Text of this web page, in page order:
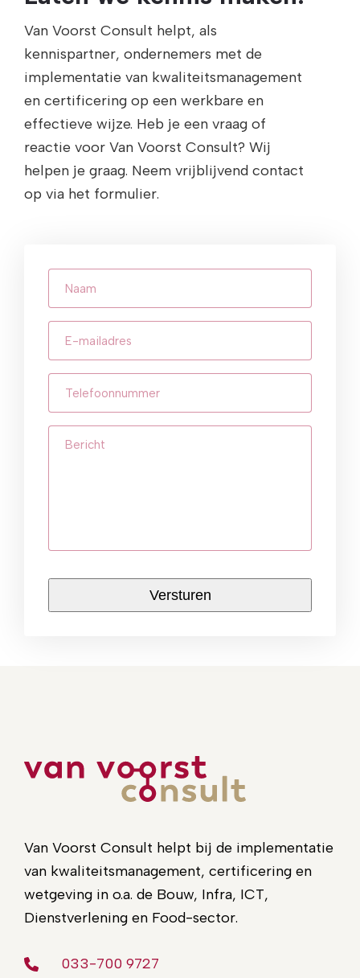
Van Voorst Consult helpt, als
kennispartner, ondernemers met de
implementatie van kwaliteitsmanagement
en certificering op een werkbare en
effectieve wijze. Heb je een vraag of
reactie voor Van Voorst Consult? Wij
helpen je graag. Neem vrijblijvend contact
op via het formulier.
mailadres
Telefoonnummer
Bericht
CAPTCHA
Van Voorst Consult helpt bij de implementatie
van kwaliteitsmanagement, certificering en
wetgeving in o.a. de Bouw, Infra, ICT,
Dienstverlening en Food-sector.
033-700 9727